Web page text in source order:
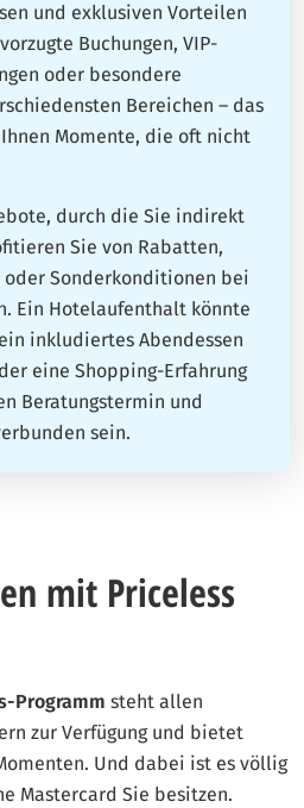
und exklusiven Vorteilen
Buchungen, VIP-
oder besondere
Bereichen – das
Momente, die oft nicht
durch die Sie indirekt
Sie von Rabatten,
oder Sonderkonditionen bei
Ein Hotelaufenthalt könnte
inkludiertes Abendessen
eine Shopping-Erfahrung
Beratungstermin und
sein.
mit Priceless
Programm steht allen
zur Verfügung und bietet
Und dabei ist es völlig
Mastercard Sie besitzen.